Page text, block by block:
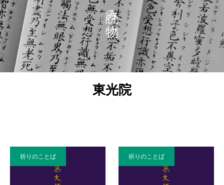
読み物
東光院
祈りのことば 祈りのことば